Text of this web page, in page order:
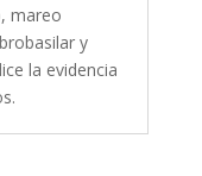
mareo
y
la evidencia